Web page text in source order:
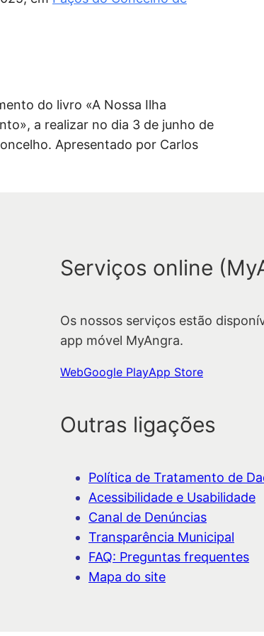
do livro «A Nossa Ilha
a realizar no dia 3 de junho de
Apresentado por Carlos
Serviços online
Os nossos serviços estão
app móvel MyAngra.
WebGoogle PlayApp Store
Outras ligações
Política de Tratamento de
Acessibilidade e Usabilidade
Canal de Denúncias
Transparência Municipal
FAQ: Preguntas frequentes
Mapa do site